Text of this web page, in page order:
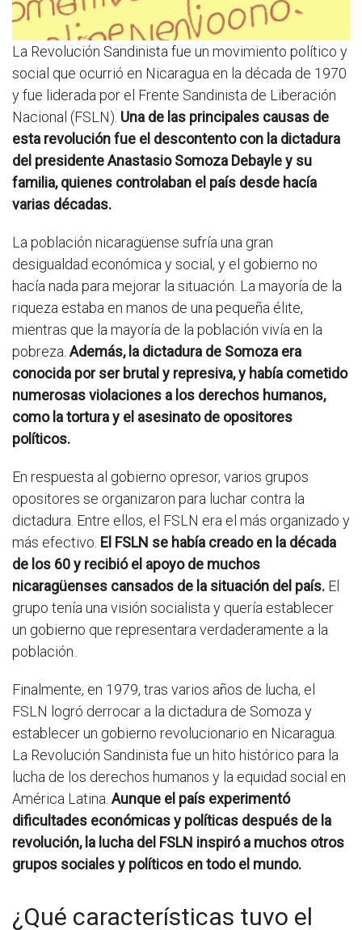
La Revolución Sandinista fue un movimiento político y
social que ocurrió en Nicaragua en la década de 1970
y fue liderada por el Frente Sandinista de Liberación
Nacional (FSLN). Una de las principales causas de
esta revolución fue el descontento con la dictadura
del presidente Anastasio Somoza Debayle y su
familia, quienes controlaban el país desde hacía
varias décadas.
La población nicaragüense sufría una gran
desigualdad económica y social, y el gobierno no
hacía nada para mejorar la situación. La mayoría de la
riqueza estaba en manos de una pequeña élite,
mientras que la mayoría de la población vivía en la
pobreza. Además, la dictadura de Somoza era
conocida por ser brutal y represiva, y había cometido
numerosas violaciones a los derechos humanos,
como la tortura y el asesinato de opositores
políticos.
En respuesta al gobierno opresor, varios grupos
opositores se organizaron para luchar contra la
dictadura. Entre ellos, el FSLN era el más organizado y
más efectivo. El FSLN se había creado en la década
de los 60 y recibió el apoyo de muchos
nicaragüenses cansados de la situación del país. El
grupo tenía una visión socialista y quería establecer
un gobierno que representara verdaderamente a la
población.
Finalmente, en 1979, tras varios años de lucha, el
FSLN logró derrocar a la dictadura de Somoza y
establecer un gobierno revolucionario en Nicaragua.
La Revolución Sandinista fue un hito histórico para la
lucha de los derechos humanos y la equidad social en
América Latina. Aunque el país experimentó
dificultades económicas y políticas después de la
revolución, la lucha del FSLN inspiró a muchos otros
grupos sociales y políticos en todo el mundo.
¿Qué características tuvo el